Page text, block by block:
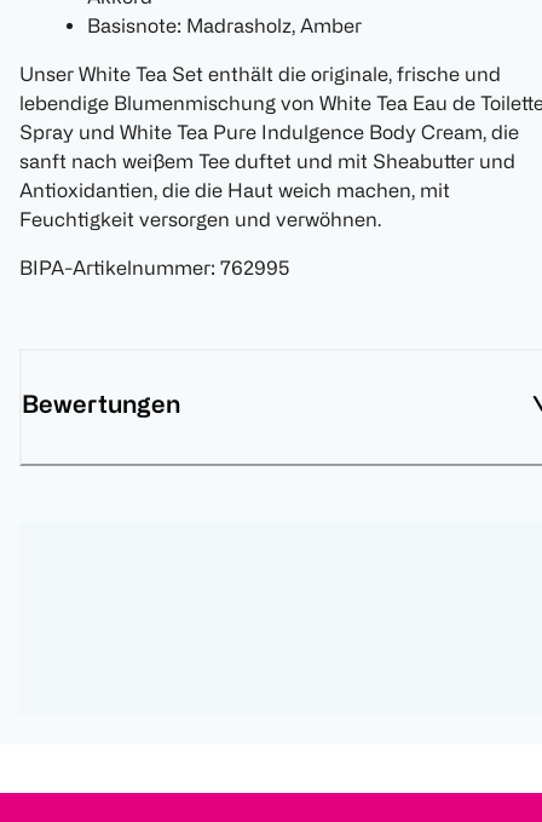
Basisnote: Madrasholz, Amber
Unser White Tea Set enthält die originale, frische und
lebendige Blumenmischung von White Tea Eau de
Spray und White Tea Pure Indulgence Body Cream, die
sanft nach weißem Tee duftet und mit Sheabutter und
Antioxidantien, die die Haut weich machen, mit
Feuchtigkeit versorgen und verwöhnen.
BIPA-Artikelnummer: 762995
Bewertungen